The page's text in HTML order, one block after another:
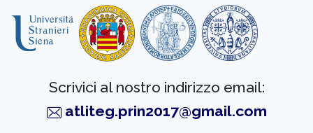
Scrivici al nostro indirizzo email:
atliteg.prin2017@gmail.com